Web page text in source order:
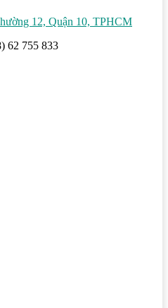
12, Quận 10, TPHCM
62 755 833